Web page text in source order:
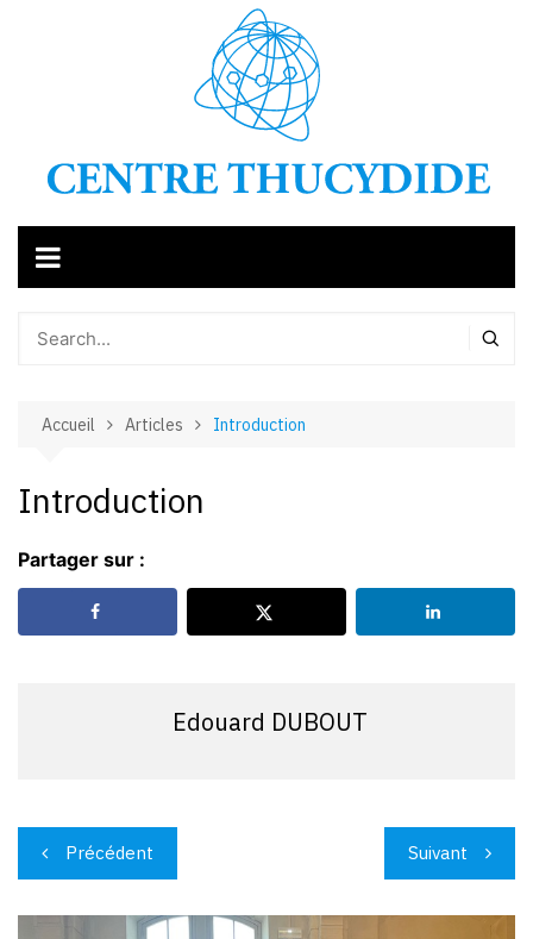
Accueil Articles Introduction
Introduction
Partager sur :
Edouard DUBOUT
Navigation
de
l’article
Précédent Suivant